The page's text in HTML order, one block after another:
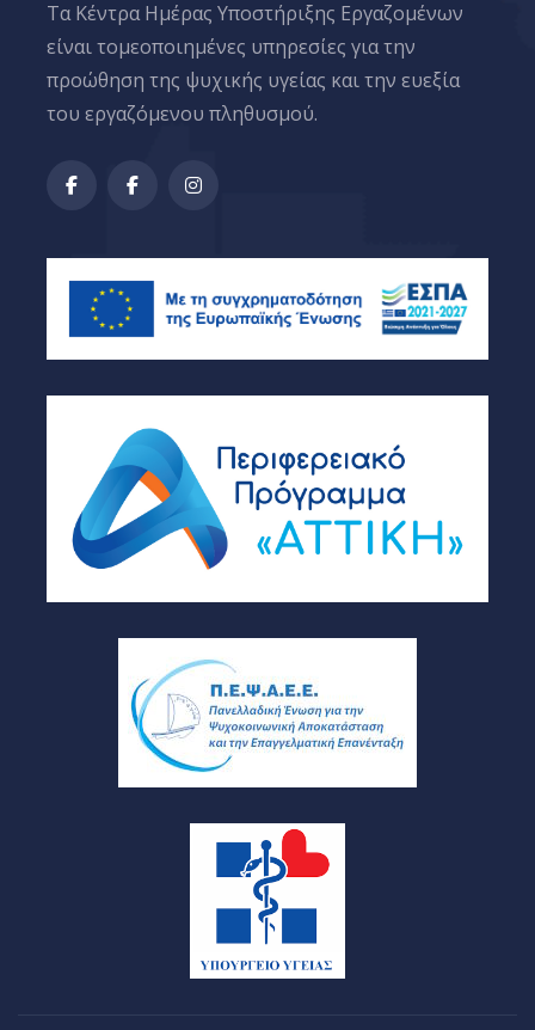
Tα Κέντρα Ημέρας Υποστήριξης Εργαζομένων
είναι τομεοποιημένες υπηρεσίες για την
προώθηση της ψυχικής υγείας και την ευεξία
του εργαζόμενου πληθυσμού.